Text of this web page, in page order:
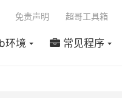
环境 常见程序
免责声明 超哥工具箱